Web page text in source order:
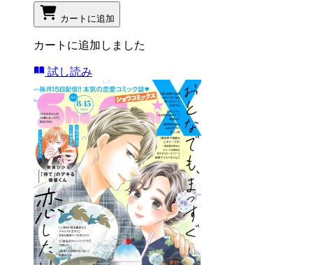
カートに追加
カートに追加しました
試し読み